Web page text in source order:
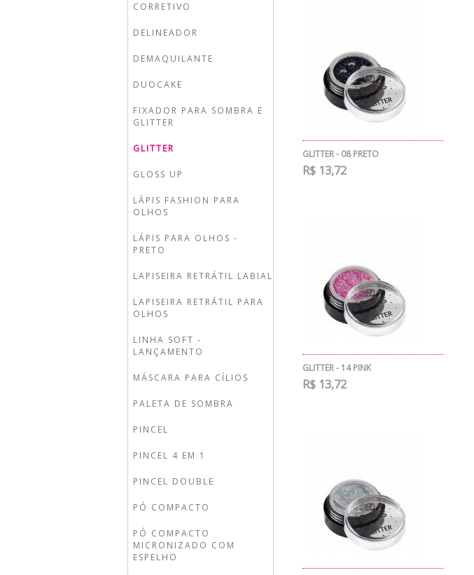
CORRETIVO
DELINEADOR
DEMAQUILANTE
DUOCAKE
FIXADOR PARA SOMBRA E
GLITTER
GLITTER
GLOSS UP
LÁPIS FASHION PARA
OLHOS
LÁPIS PARA OLHOS -
PRETO
LAPISEIRA RETRÁTIL LABIAL
LAPISEIRA RETRÁTIL PARA
OLHOS
LINHA SOFT -
LANÇAMENTO
MÁSCARA PARA CÍLIOS
PALETA DE SOMBRA
PINCEL
PINCEL 4 EM 1
PINCEL DOUBLE
PÓ COMPACTO
PÓ COMPACTO
MICRONIZADO COM
ESPELHO
GLITTER - 08 PRETO
R$ 13,72
GLITTER - 14 PINK
R$ 13,72